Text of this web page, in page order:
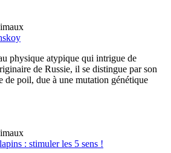
physique atypique qui intrigue de
de Russie, il se distingue par son
de poil, due à une mutation génétique
: stimuler les 5 sens !